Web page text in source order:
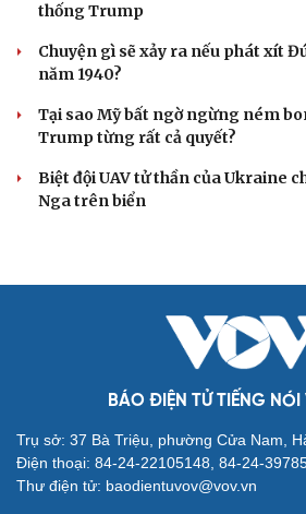
thống Trump
Chuyện gì sẽ xảy ra nếu phát xít
năm 1940?
Tại sao Mỹ bất ngờ ngừng ném
Trump từng rất cả quyết?
Biệt đội UAV tử thần của Ukraine
Nga trên biển
BÁO ĐIỆN TỬ TIẾNG NÓI
Trụ sở: 37 Bà Triệu, phường Cửa Nam,
Điện thoại: 84-24-22105148, 84-24-
Thư điện tử: baodientuvov@vov.vn